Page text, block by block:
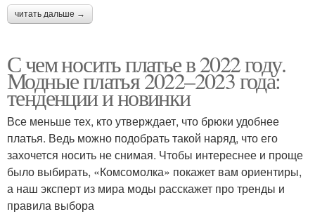
читать дальше →
С чем носить платье в 2022 году.
Модные платья 2022–2023 года:
тенденции и новинки
Все меньше тех, кто утверждает, что брюки удобнее
платья. Ведь можно подобрать такой наряд, что его
захочется носить не снимая. Чтобы интереснее и проще
было выбирать, «Комсомолка» покажет вам ориентиры,
а наш эксперт из мира моды расскажет про тренды и
правила выбора